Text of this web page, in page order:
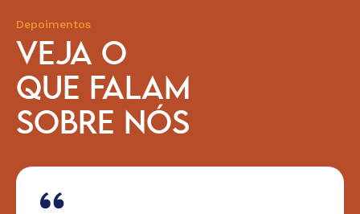
Depoimentos
VEJA O
QUE FALAM
SOBRE NÓS